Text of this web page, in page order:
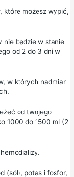
które możesz wypić,
nie będzie w stanie
od 2 do 3 dni w
w których nadmiar
od twojego
1000 do 1500 ml (2
(sól), potas i fosfor,